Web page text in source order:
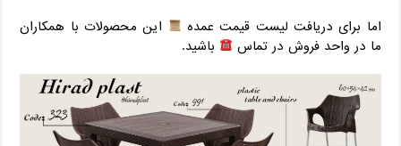
اما برای دریافت لیست قیمت عمده
این محصولات با همکاران
ما در واحد فروش در تماس
باشید.